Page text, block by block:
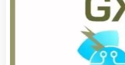
Artes Gráficas